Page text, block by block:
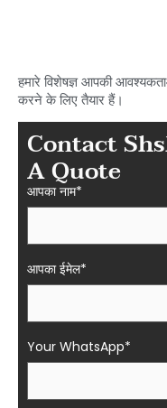
हमारे विशेषज्ञ आपकी
करने के लिए तैयार हैं।
Contact
A Quote
आपका नाम*
आपका ईमेल*
Your WhatsApp*